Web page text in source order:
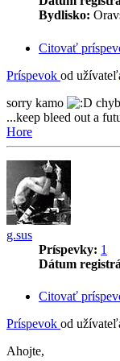
Bydlisko:
Citovať
Príspevok od
sorry kamo
...keep bleed out a
Hore
g.sus
Príspevky: 1
Dátum
Citovať
Príspevok od
Ahojte,